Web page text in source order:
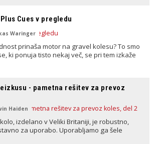
Cues v pregledu
Waringer
prinaša motor na gravel kolesu? To smo
ki ponuja tisto nekaj več, se pri tem izkaže
- pametna rešitev za prevoz
Haiden
izdelano v Veliki Britaniji, je robustno,
za uporabo. Uporabljamo ga šele